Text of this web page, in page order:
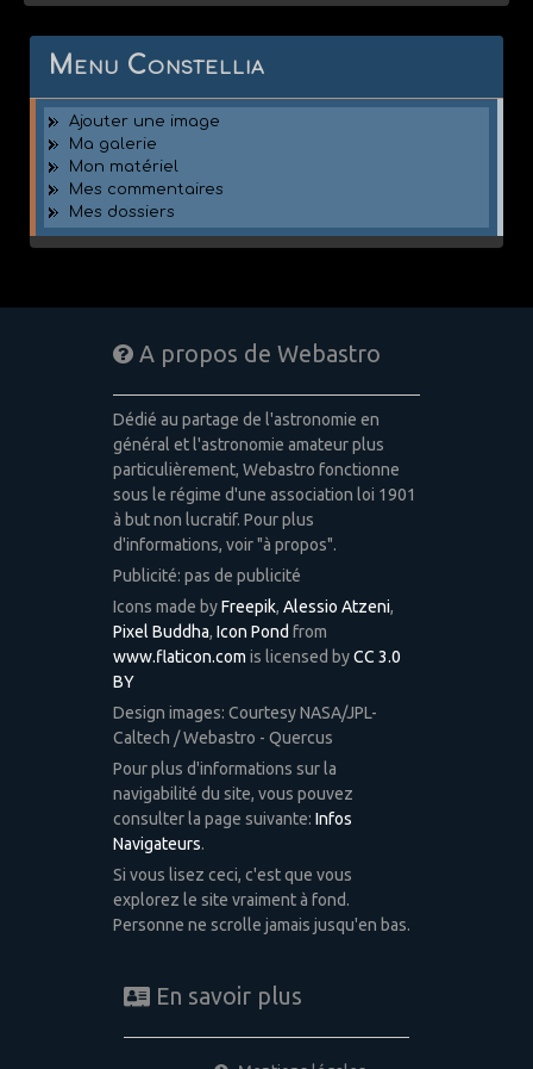
Menu Constellia
Ajouter une image
Ma galerie
Mon matériel
Mes commentaires
Mes dossiers
A propos de Webastro
Dédié au partage de l'astronomie en
général et l'astronomie amateur plus
particulièrement, Webastro fonctionne
sous le régime d'une association loi 1901
à but non lucratif. Pour plus
d'informations, voir "à propos".
Publicité: pas de publicité
Icons made byFreepik, Alessio Atzeni,
Pixel Buddha, Icon Pond from
www.flaticon.com is licensed byCC 3.0
BY
Design images: Courtesy NASA/JPL-
Caltech / Webastro - Quercus
Pour plus d'informations sur la
navigabilité du site, vous pouvez
consulter la page suivante: Infos
Navigateurs.
Si vous lisez ceci, c'est que vous
explorez le site vraiment à fond.
Personne ne scrolle jamais jusqu'en bas.
En savoir plus